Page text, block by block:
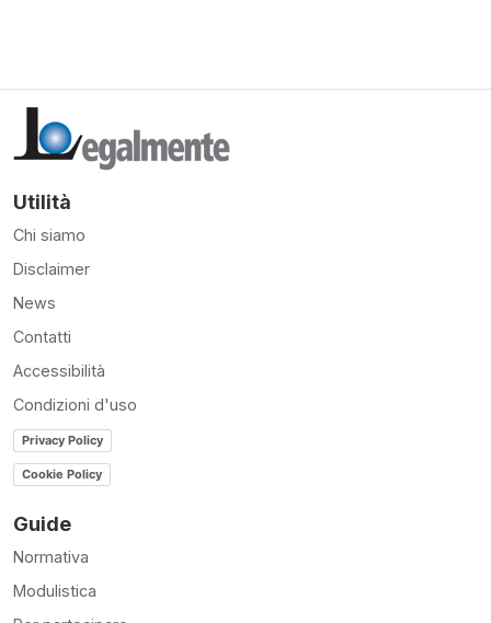
Utilità
Chi siamo
Disclaimer
News
Contatti
Accessibilità
Condizioni d'uso
Privacy Policy
Cookie Policy
Guide
Normativa
Modulistica